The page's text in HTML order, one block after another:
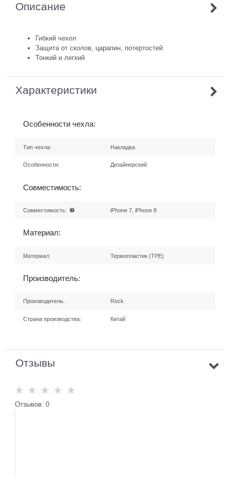
Описание
Гибкий чехол
Защита от сколов, царапин, потертостей
Тонкий и легкий
Характеристики
Особенности чехла:
Тип чехла: Накладка
Особенности: Дизайнерский
Совместимость:
Совместимость: iPhone 7, iPhone 8
Материал:
Материал: Термопластик (TPE)
Производитель:
Производитель: Rock
Страна производства: Китай
Отзывы
Отзывов: 0